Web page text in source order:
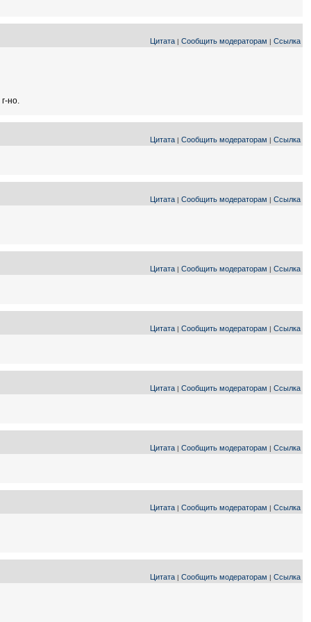
Цитата | Сообщить модераторам | Ссылка
но.
Цитата | Сообщить модераторам | Ссылка
Цитата | Сообщить модераторам | Ссылка
Цитата | Сообщить модераторам | Ссылка
Цитата | Сообщить модераторам | Ссылка
Цитата | Сообщить модераторам | Ссылка
Цитата | Сообщить модераторам | Ссылка
Цитата | Сообщить модераторам | Ссылка
Цитата | Сообщить модераторам | Ссылка